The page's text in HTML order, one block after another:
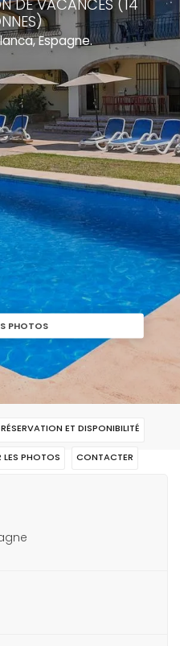
DE VACANCES (14
Espagne.
PHOTOS
RÉSERVATION ET DISPONIBILITÉ
LES PHOTOS CONTACTER